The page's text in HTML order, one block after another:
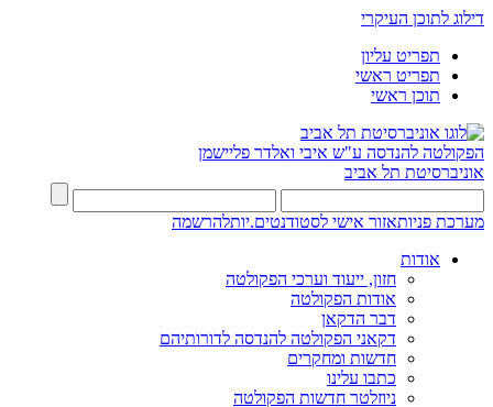
דילוג לתוכן העיקרי
תפריט עליון
תפריט ראשי
תוכן ראשי
הפקולטה להנדסה ע"ש איבי ואלדר פליישמן
אוניברסיטת תל אביב
מערכת פניותאזור אישי לסטודנטים.יותלהרשמה
אודות
חזון, ייעוד וערכי הפקולטה
אודות הפקולטה
דבר הדקאן
דקאני הפקולטה להנדסה לדורותיהם
חדשות ומחקרים
כתבו עלינו
ניוזלטר חדשות הפקולטה